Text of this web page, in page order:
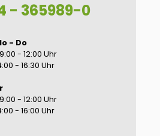
- 365989-0
- Do
- 12:00 Uhr
- 16:30 Uhr
- 12:00 Uhr
- 16:00 Uhr